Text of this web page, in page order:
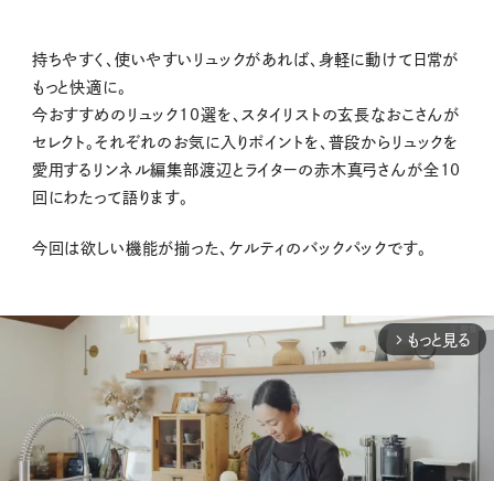
持ちやすく、使いやすいリュックがあれば、身軽に動けて日常が
もっと快適に。
今おすすめのリュック10選を、スタイリストの玄長なおこさんが
セレクト。それぞれのお気に入りポイントを、普段からリュックを
愛用するリンネル編集部渡辺とライターの赤木真弓さんが全10
回にわたって語ります。
今回は欲しい機能が揃った、ケルティのバックパックです。
arrow_forward_ios もっと見る